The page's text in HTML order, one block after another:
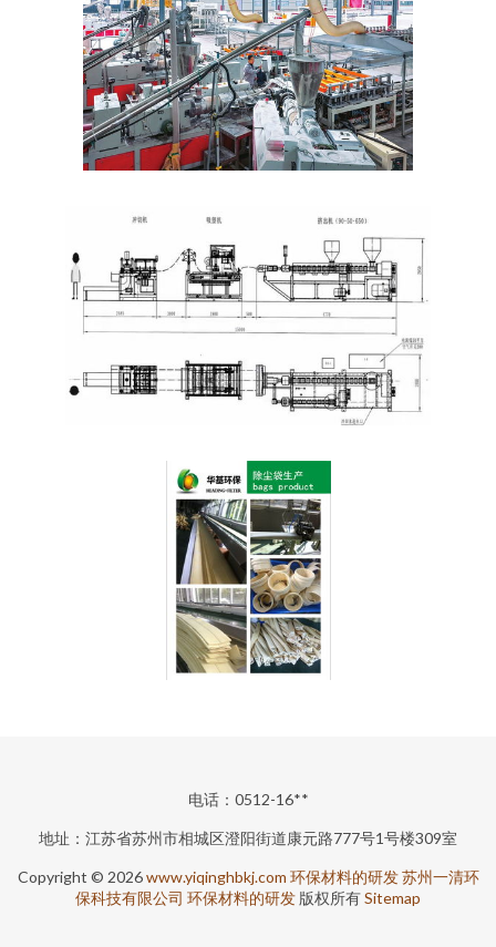
电话：0512-16**
地址：江苏省苏州市相城区澄阳街道康元路777号1号楼309室
Copyright © 2026www.yiqinghbkj.com 环保材料的研发 苏州一清环
保科技有限公司 环保材料的研发 版权所有Sitemap